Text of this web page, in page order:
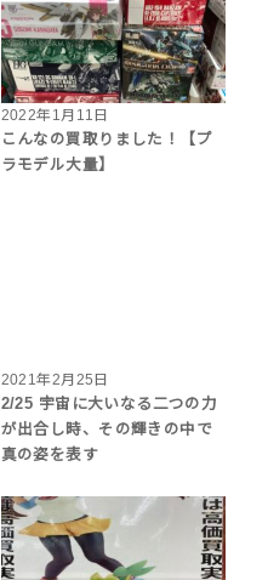
2022年1月11日
こんなの買取りました！【プ
ラモデル大量】
2021年2月25日
2/25 宇宙に大いなる二つの力
が出合し時、その輝きの中で
真の姿を表す